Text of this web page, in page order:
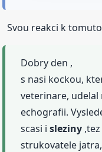
Svou reakci k
Dobry den ,
s nasi kockou,
veterinare,
echografii.
scasi isleziny
strukovatele